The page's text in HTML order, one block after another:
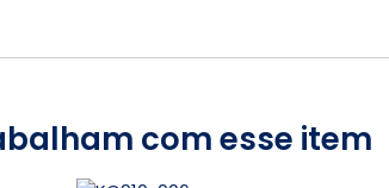
com esse item